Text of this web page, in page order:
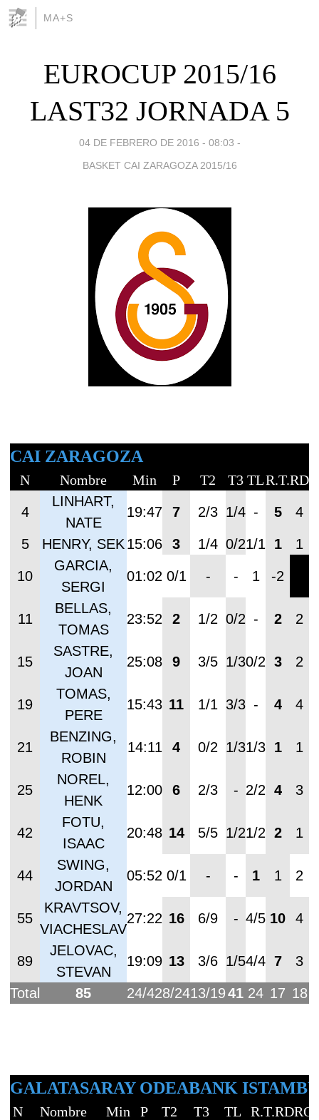
MA+S
EUROCUP 2015/16
LAST32 JORNADA 5
04 DE FEBRERO DE 2016 - 08:03 -
BASKET CAI ZARAGOZA 2015/16
CAI ZARAGOZA
N Nombre Min P T2 T3 TLR.T.RD
4
LINHART,
NATE
19:47 7 2/3 1/4 - 5 4
5 HENRY, SEK 15:06 3 1/4 0/21/1 1 1
10
GARCIA,
SERGI
01:02 0/1 - - 1 -2
11
BELLAS,
TOMAS
23:52 2 1/2 0/2 - 2 2
15
SASTRE,
JOAN
25:08 9 3/5 1/30/2 3 2
19
TOMAS,
PERE
15:43 11 1/1 3/3 - 4 4
21
BENZING,
ROBIN
14:11 4 0/2 1/31/3 1 1
25
NOREL,
HENK
12:00 6 2/3 - 2/2 4 3
42
FOTU,
ISAAC
20:48 14 5/5 1/21/2 2 1
44
SWING,
JORDAN
05:52 0/1 - - 1 1 2
55
KRAVTSOV,
VIACHESLAV
27:22 16 6/9 - 4/5 10 4
89
JELOVAC,
STEVAN
19:09 13 3/6 1/54/4 7 3
Total 85 24/428/2413/1941 24 17 18
GALATASARAY ODEABANK
N Nombre Min P T2 T3 TL R.T.RDRO